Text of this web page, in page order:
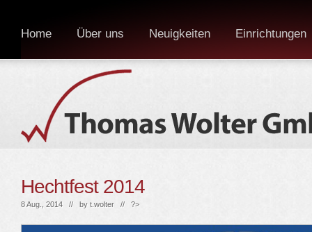
Home Über uns Neuigkeiten Einrichtungen
Hechtfest 2014
8 Aug., 2014 // by t.wolter // ?>